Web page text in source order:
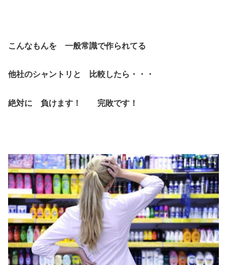
こんなもんを 一般常識で作られてる
他社のシャントリと 比較したら・・・
絶対に 負けます！ 完敗です！